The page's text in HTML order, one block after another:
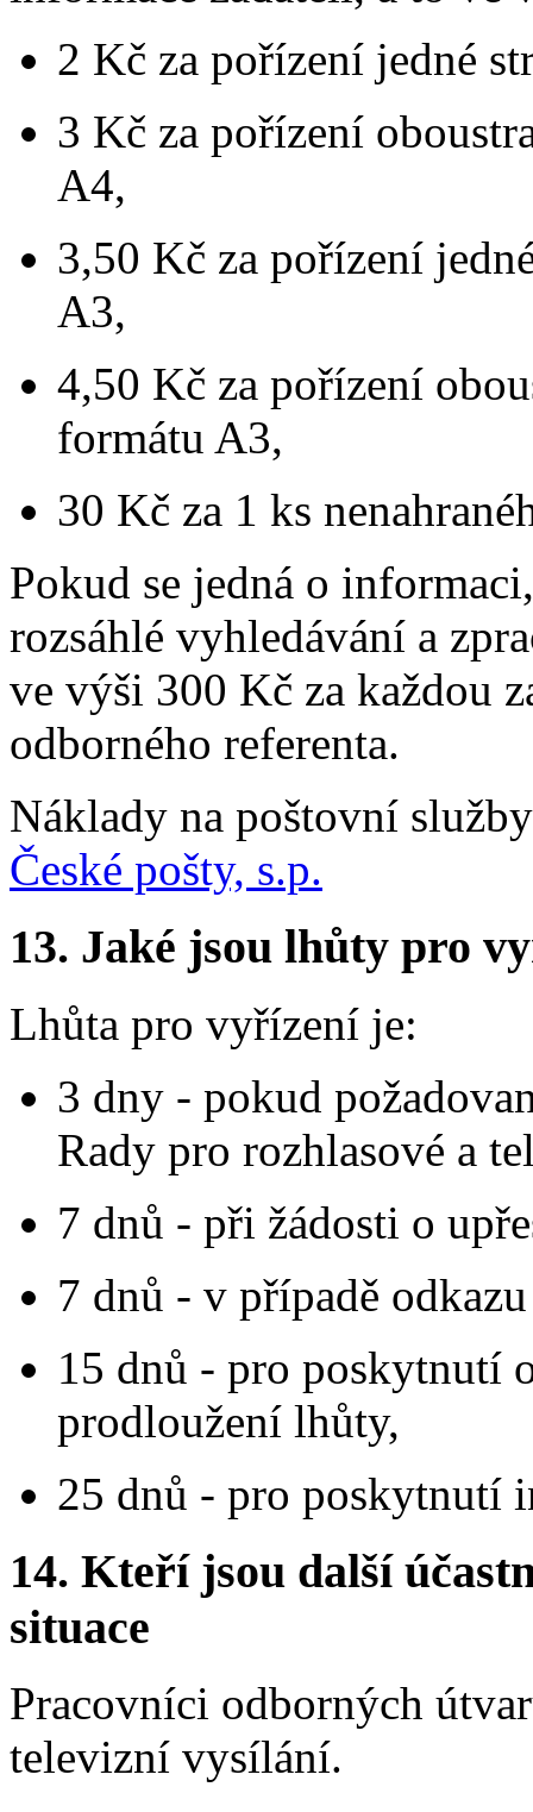
2 Kč za pořízení jedné
3 Kč za pořízení
A4,
3,50 Kč za pořízení
A3,
4,50 Kč za pořízení
formátu A3,
30 Kč za 1 ks
Pokud se jedná o
rozsáhlé vyhledávání a
ve výši 300 Kč za každou
odborného referenta.
Náklady na poštovní
České pošty, s.p.
13. Jaké jsou lhůty pro
Lhůta pro vyřízení je:
3 dny - pokud
Rady pro rozhlasové a
7 dnů - při žádosti o
7 dnů - v případě
15 dnů - pro poskytnutí
prodloužení lhůty,
25 dnů - pro poskytnutí
14. Kteří jsou další
situace
Pracovníci odborných
televizní vysílání.